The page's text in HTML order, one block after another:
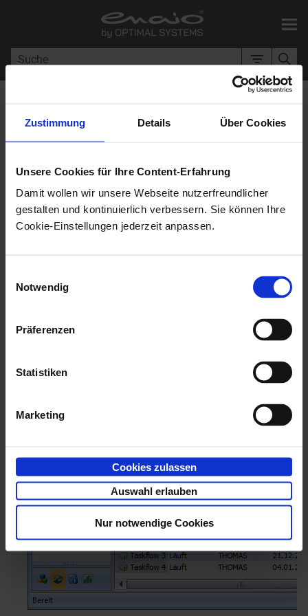
Zustimmung Details Über Cookies
Unsere Cookies für Ihre Content-Erfahrung
Damit wollen wir unsere Webseite nutzerfreundlicher
gestalten und kontinuierlich verbessern. Sie können Ihre
Cookie-Einstellungen jederzeit anpassen.
Notwendig
Präferenzen
Statistiken
Marketing
Cookies zulassen
Auswahl erlauben
Nur notwendige Cookies
Skip To Main Content
for-workflow
Organisation
Organisation
enaio® administrator-for-workflow 12.0
Rollen und Benutzer. Über das Kontextmenü der
Einträge ist es möglich, Arbeitsschritte anzuhalten /
fortzuführen und Arbeitsschritte Benutzern oder
Rollen zuzuordnen. Je nach Aktivität und Status sind